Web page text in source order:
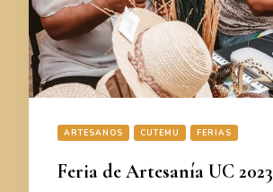
ARTESANOS CUTEMU FERIAS
Feria de Artesanía UC 2023